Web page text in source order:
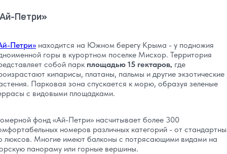
Петри»
Петри» находится на Южном берегу Крыма - у подножия
горы в курортном поселке Мисхор. Территория
собой парк площадью 15 гектаров, где
кипарисы, платаны, пальмы и другие экзотические
Парковая зона спускается к морю, образуя зеленые
с видовыми площадками.
фонд «Ай-Петри» насчитывает более 300
номеров различных категорий - от
люксов. Многие имеют балконы с потрясающими видами на
панораму или горные вершины.